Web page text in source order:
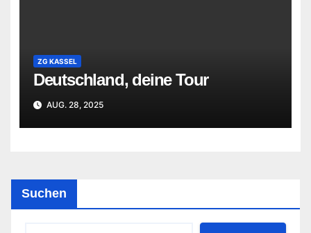
ZG KASSEL
Deutschland, deine Tour
AUG. 28, 2025
Suchen